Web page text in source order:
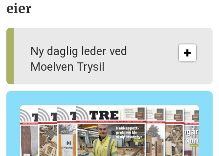
eier
Ny daglig leder ved
Moelven Trysil